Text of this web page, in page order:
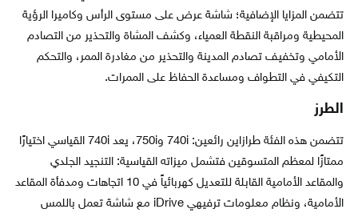
تتضمن المزايا الإضافية؛ شاشة عرض على مستوى الرأس وكاميرا الرؤية
المحيطية ومراقبة النقطة العمياء، وكشف المشاة والتحذير من التصادم
الأمامي وتخفيف تصادم المدينة والتحذير من مغادرة الممر، والتحكم
التكيفي في التطواف ومساعدة الحفاظ على الممرات.
الطرز
تتضمن هذه الفئة طرازاين رائعين: 740i و750i، يعد 740i القياسي اختيارًا
ممتازًا لمعظم المتسوقين فتشمل ميزاته القياسية: التنجيد الجلدي
والمقاعد الأمامية القابلة للتعديل كهربائياً في 10 اتجاهات ومدفأة المقاعد
الأمامية، ونظام معلومات ترفيهي iDrive مع شاشة تعمل باللمس